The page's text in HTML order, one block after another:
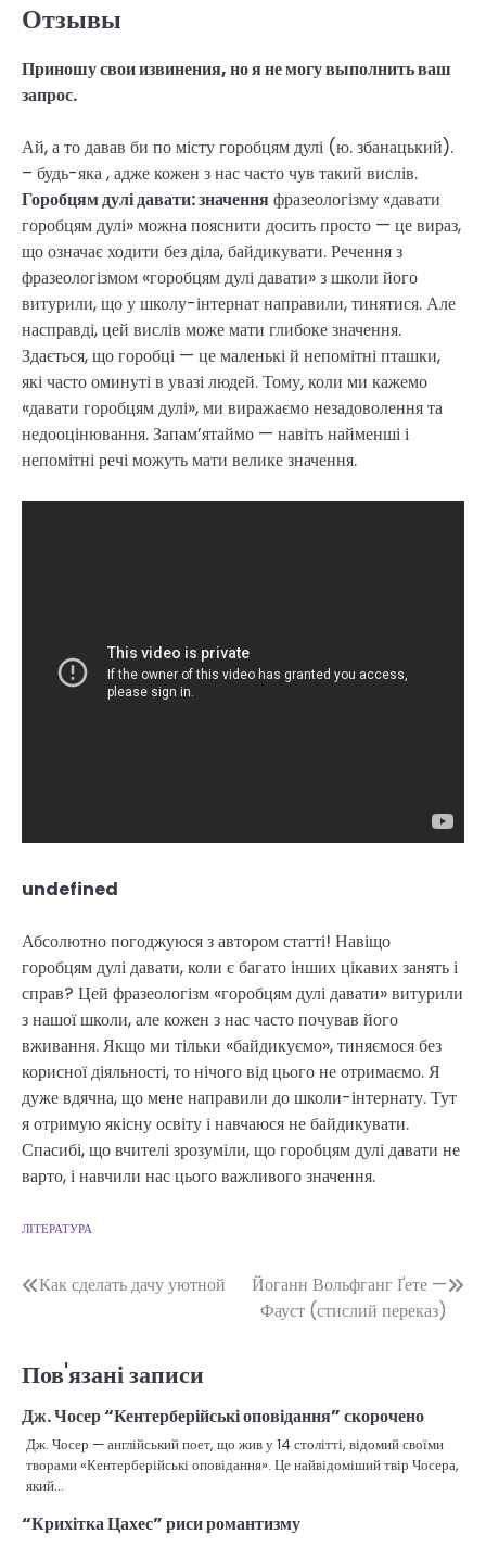
Отзывы
Приношу свои извинения, но я не могу выполнить ваш
запрос.
Ай, а то давав би по місту горобцям дулі (ю. збанацький).
– будь-яка , адже кожен з нас часто чув такий вислів.
Горобцям дулі давати: значенняфразеологізму «давати
горобцям дулі» можна пояснити досить просто — це вираз,
що означає ходити без діла, байдикувати. Речення з
фразеологізмом «горобцям дулі давати» з школи його
витурили, що у школу-інтернат направили, тинятися. Але
насправді, цей вислів може мати глибоке значення.
Здається, що горобці — це маленькі й непомітні пташки,
які часто оминуті в увазі людей. Тому, коли ми кажемо
«давати горобцям дулі», ми виражаємо незадоволення та
недооцінювання. Запам’ятаймо — навіть найменші і
непомітні речі можуть мати велике значення.
undefined
Абсолютно погоджуюся з автором статті! Навіщо
горобцям дулі давати, коли є багато інших цікавих занять і
справ? Цей фразеологізм «горобцям дулі давати» витурили
з нашої школи, але кожен з нас часто почував його
вживання. Якщо ми тільки «байдикуємо», тиняємося без
корисної діяльності, то нічого від цього не отримаємо. Я
дуже вдячна, що мене направили до школи-інтернату. Тут
я отримую якісну освіту і навчаюся не байдикувати.
Спасибі, що вчителі зрозуміли, що горобцям дулі давати не
варто, і навчили нас цього важливого значення.
ЛІТЕРАТУРА
Навігація
Как сделать дачу уютной
Йоганн Вольфганг Ґете —
Фауст (стислий переказ)
Пов'язані записи
Дж. Чосер “Кентерберійські оповідання” скорочено
Дж. Чосер — англійський поет, що жив у 14 столітті, відомий своїми
творами «Кентерберійські оповідання». Це найвідоміший твір Чосера,
який…
“Крихітка Цахес” риси романтизму